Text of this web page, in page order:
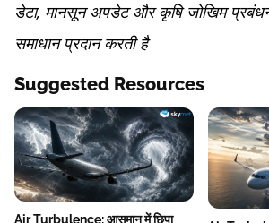
डेटा, मानसून अपडेट और कृषि जोखिम
समाधान प्रदान करती है
Suggested Resources
Air Turbulence: आसमान में छिपा